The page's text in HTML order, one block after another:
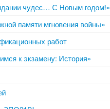
чудес… С Новым годом!»
памяти мгновения войны»
работ
к экзамену: История»